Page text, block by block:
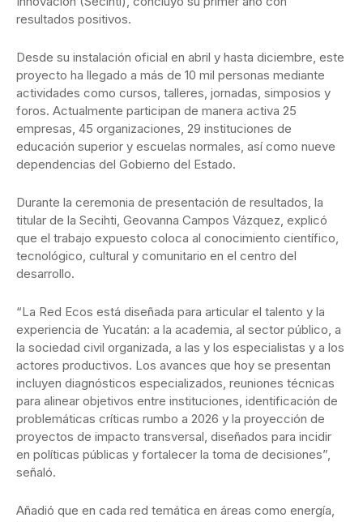
resultados positivos.
Desde su instalación oficial en abril y hasta diciembre, este
proyecto ha llegado a más de 10 mil personas mediante
actividades como cursos, talleres, jornadas, simposios y
foros. Actualmente participan de manera activa 25
empresas, 45 organizaciones, 29 instituciones de
educación superior y escuelas normales, así como nueve
dependencias del Gobierno del Estado.
Durante la ceremonia de presentación de resultados, la
titular de la Secihti, Geovanna Campos Vázquez, explicó
que el trabajo expuesto coloca al conocimiento científico,
tecnológico, cultural y comunitario en el centro del
desarrollo.
“La Red Ecos está diseñada para articular el talento y la
experiencia de Yucatán: a la academia, al sector público, a
la sociedad civil organizada, a las y los especialistas y a los
actores productivos. Los avances que hoy se presentan
incluyen diagnósticos especializados, reuniones técnicas
para alinear objetivos entre instituciones, identificación de
problemáticas críticas rumbo a 2026 y la proyección de
proyectos de impacto transversal, diseñados para incidir
en políticas públicas y fortalecer la toma de decisiones”,
señaló.
Añadió que en cada red temática en áreas como energía,